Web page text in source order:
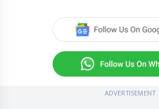
ADVERTISEMENT